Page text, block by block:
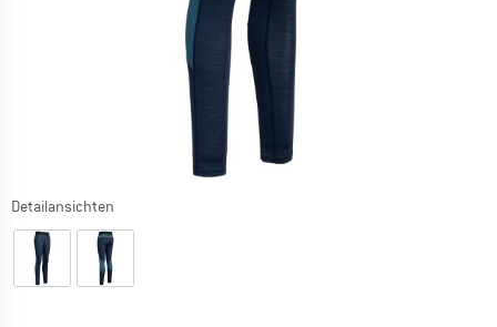
Detailansichten